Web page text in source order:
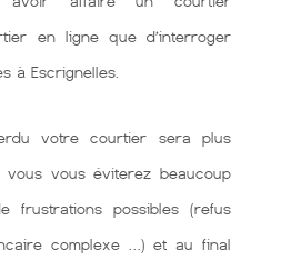
en ligne que d’interroger
à Escrignelles.
votre courtier sera plus
vous éviterez beaucoup
frustrations possibles (refus
complexe …) et au final